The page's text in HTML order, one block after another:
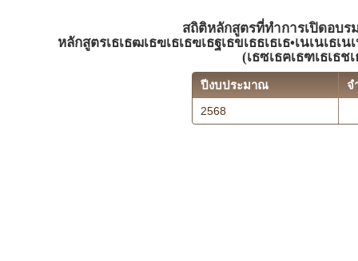
สถิติหลักสูตรที่ทำการเปิดอบ
หลักสูตรเธเธฒเธฃเธเธฃเธฐเธขเธธเธเธ•เนเนเธเ
(เธซเธฅเธฑเธเธชเ
ปีงบประมาณ จ
2568